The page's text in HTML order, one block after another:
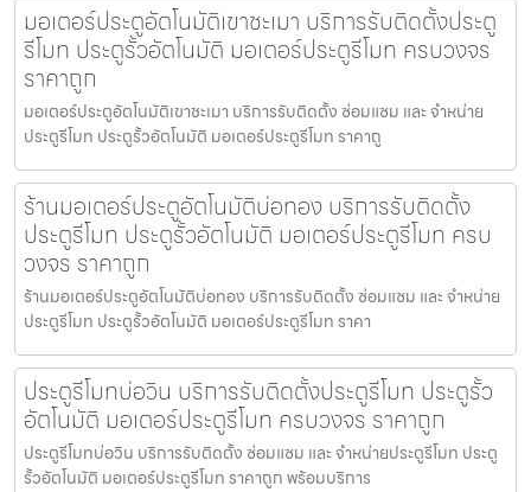
มอเตอร์ประตูอัตโนมัติเขาชะเมา บริการรับติดตั้งประตู
รีโมท ประตูรั้วอัตโนมัติ มอเตอร์ประตูรีโมท ครบวงจร
ราคาถูก
มอเตอร์ประตูอัตโนมัติเขาชะเมา บริการรับติดตั้ง ซ่อมแซม และ จำหน่าย
ประตูรีโมท ประตูรั้วอัตโนมัติ มอเตอร์ประตูรีโมท ราคาถู
ร้านมอเตอร์ประตูอัตโนมัติบ่อทอง บริการรับติดตั้ง
ประตูรีโมท ประตูรั้วอัตโนมัติ มอเตอร์ประตูรีโมท ครบ
วงจร ราคาถูก
ร้านมอเตอร์ประตูอัตโนมัติบ่อทอง บริการรับติดตั้ง ซ่อมแซม และ จำหน่าย
ประตูรีโมท ประตูรั้วอัตโนมัติ มอเตอร์ประตูรีโมท ราคา
ประตูรีโมทบ่อวิน บริการรับติดตั้งประตูรีโมท ประตูรั้ว
อัตโนมัติ มอเตอร์ประตูรีโมท ครบวงจร ราคาถูก
ประตูรีโมทบ่อวิน บริการรับติดตั้ง ซ่อมแซม และ จำหน่ายประตูรีโมท ประตู
รั้วอัตโนมัติ มอเตอร์ประตูรีโมท ราคาถูก พร้อมบริการ